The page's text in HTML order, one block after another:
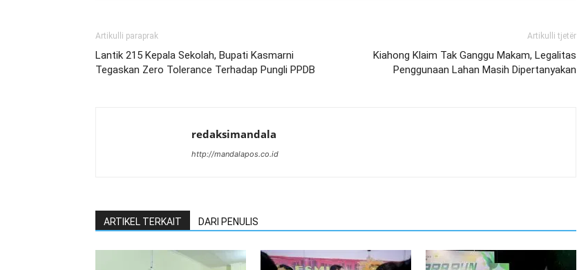
Artikulli paraprak
Lantik 215 Kepala Sekolah, Bupati Kasmarni
Tegaskan Zero Tolerance Terhadap Pungli PPDB
Artikulli tjetër
Kiahong Klaim Tak Ganggu Makam, Legalitas
Penggunaan Lahan Masih Dipertanyakan
redaksimandala
http://mandalapos.co.id
ARTIKEL TERKAIT DARI PENULIS